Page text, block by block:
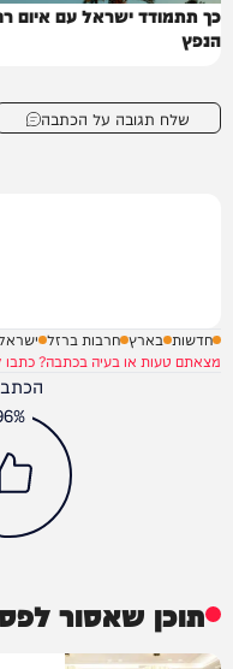
כך תתמודד ישראל עם איום
הנפץ
שלח תגובה על הכתבה
חדשות בארץ חרבות ברזל
מצאתם טעות או בעיה בכתבה? כתבו
תוכן שאסור